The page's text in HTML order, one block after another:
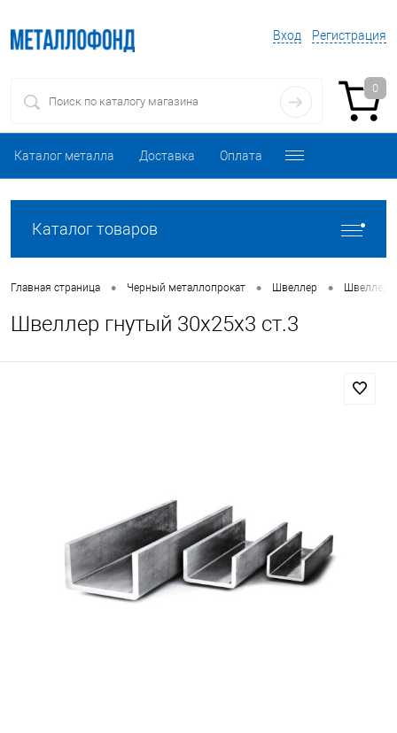
Вход Регистрация
0
Каталог металла Доставка Оплата
Каталог товаров
Главная страница • Черный металлопрокат • Швеллер • Швеллер
Швеллер гнутый 30х25х3 ст.3